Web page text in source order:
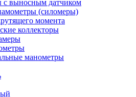
с выносным датчиком
(силомеры)
момента
коллекторы
манометры